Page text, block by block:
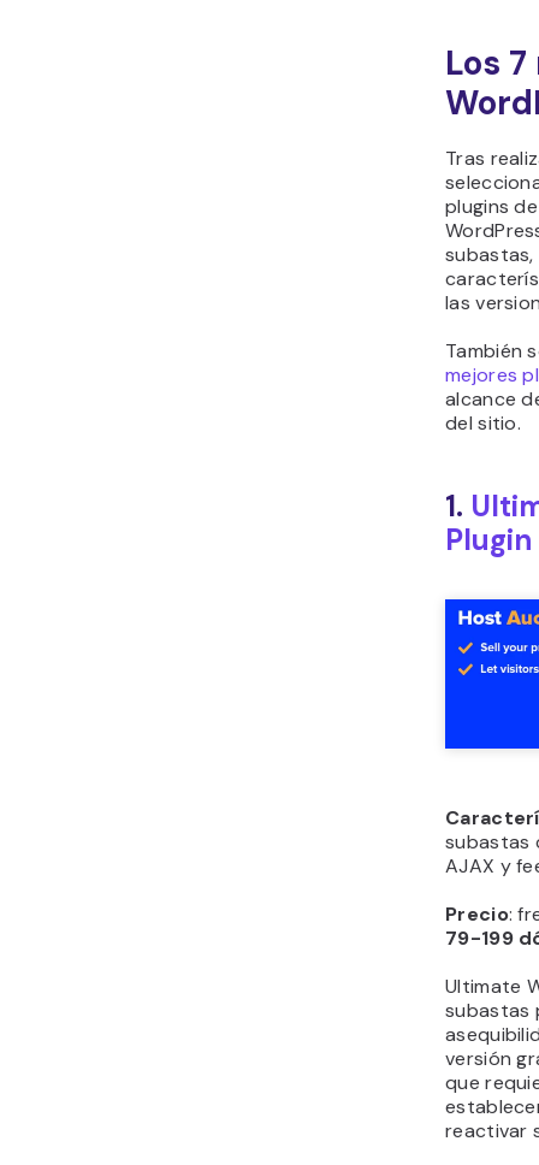
Los
Tras
plugins
las
También
mejores
alcance
del sitio.
1.
Plugin
subastas
AJAX y
Precio:
79-199
Ultimate
subastas
versión
que
reactivar